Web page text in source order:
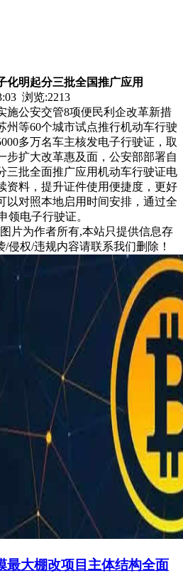
化明起分三批全国推广应用
浏览:2213
施公安交管8项便民利企改革新措
州等60个城市试点推行机动车行驶
多万名车主核发电子行驶证，取
步扩大改革惠及面，公安部部署自
三批全面推广应用机动车行驶证电
资料，提升证件使用便捷度，更好
以对照本地启用时间安排，通过全
领电子行驶证。
片为作者所有,本站只提供信息存
侵权/违规内容请联系我们删除！
最大棚改项目主体结构全面